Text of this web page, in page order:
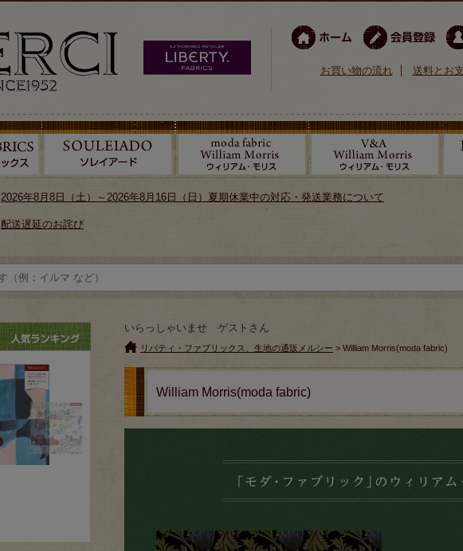
お買い物の流れ 送料とお
2026年8月8日（土）～2026年8月16日（日）夏期休業中の対応・発送業務について
配送遅延のお詫び
いらっしゃいませ ゲストさん
リバティ・ファブリックス、生地の通販メルシー > William Morris(moda fabric)
William Morris(moda fabric)